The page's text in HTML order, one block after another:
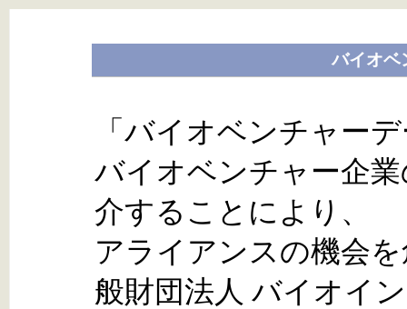
バイオ
「バイオベンチャー
バイオベンチャー企
介することにより、
アライアンスの機会
般財団法人 バイオイ